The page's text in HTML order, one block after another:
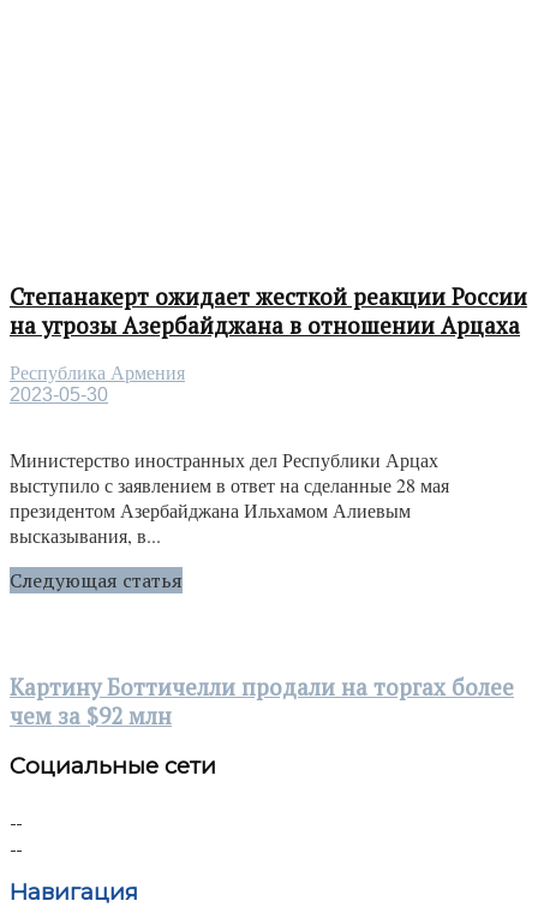
Степанакерт ожидает жесткой реакции России
на угрозы Азербайджана в отношении Арцаха
Республика Армения
2023-05-30
Министерство иностранных дел Республики Арцах
выступило с заявлением в ответ на сделанные 28 мая
президентом Азербайджана Ильхамом Алиевым
высказывания, в...
Следующая статья
Картину Боттичелли продали на торгах более
чем за $92 млн
Социальные сети
Навигация